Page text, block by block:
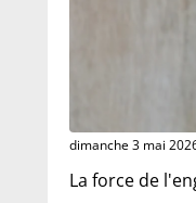
dimanche 3 mai
La force de